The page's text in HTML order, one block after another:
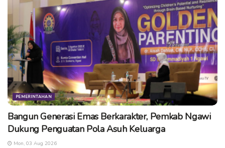
PEMERINTAHAN
Bangun Generasi Emas Berkarakter, Pemkab Ngawi
Dukung Penguatan Pola Asuh Keluarga
Mon, 03 Aug 2026